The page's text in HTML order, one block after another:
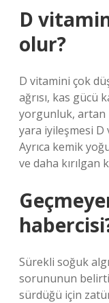
D
olur?
D vitamini çok
ağrısı, kas gücü
yorgunluk, artan
yara iyileşmesi D
Ayrıca kemik
ve daha kırılgan
Sürekli soğuk
sorununun
sürdüğü için